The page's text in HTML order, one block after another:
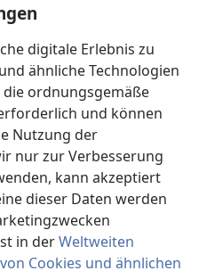
digitale Erlebnis zu
ähnliche Technologien
die ordnungsgemäße
und können
Nutzung der
nur zur Verbesserung
kann akzeptiert
dieser Daten werden
in derWeltweiten
Cookies und ähnlichen
der Oberpriester Asạrja
sahen, trieben sie ihn
draußen, denn Jehova
Tod an Aussatz
Haus,
denn er
mehr betreten. Sein
über den Palast *
Volk des Landes
Geschichte Usịjas, vom